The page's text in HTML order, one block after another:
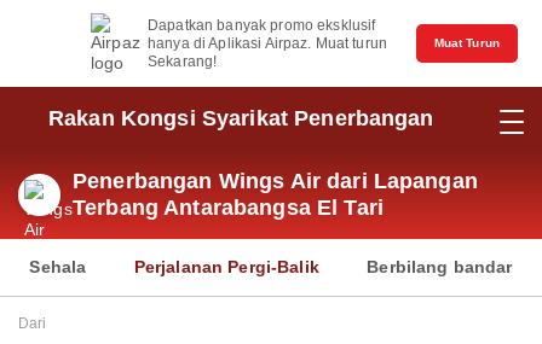
Dapatkan banyak promo eksklusif
hanya di Aplikasi Airpaz. Muat turun
Sekarang!
Muat Turun
Rakan Kongsi Syarikat Penerbangan
Penerbangan Wings Air dari Lapangan
Terbang Antarabangsa El Tari
Sehala Perjalanan Pergi-Balik Berbilang bandar
Dari